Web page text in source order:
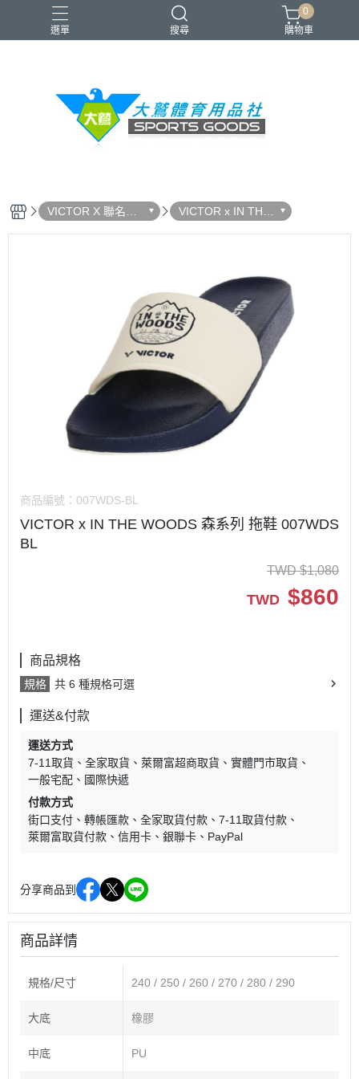
選單 搜尋
VICTOR YONEX 羽球拍 羽球鞋 零碼出清
0
購物車
VICTOR X 聯名系
列
VICTOR x IN THE
WOODS 森系列
商品編號： 007WDS-BL
VICTOR x IN THE WOODS 森系列 拖鞋 007WDS
BL
TWD $1,080
TWD $860
商品規格
規格 共 6 種規格可選
運送&付款
運送方式
7-11取貨
全家取貨 萊爾富超商取貨
實體門市取貨
一般宅配
國際快遞
付款方式
街口支付
轉帳匯款 全家取貨付款
7-11取貨付款
萊爾富取貨付款
信用卡 銀聯卡 PayPal
分享商品到
商品詳情
規格/尺寸 240 / 250 / 260 / 270 / 280 / 290
大底 橡膠
中底 PU